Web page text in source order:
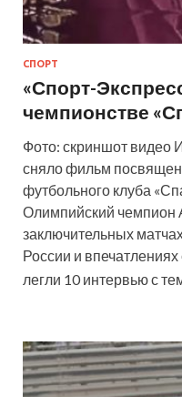
СПОРТ
«Спорт-
чемпионстве
Фото: скриншот видео
сняло фильм
футбольного клуба
Олимпийский
заключительных
России и
легли 10 интервью с